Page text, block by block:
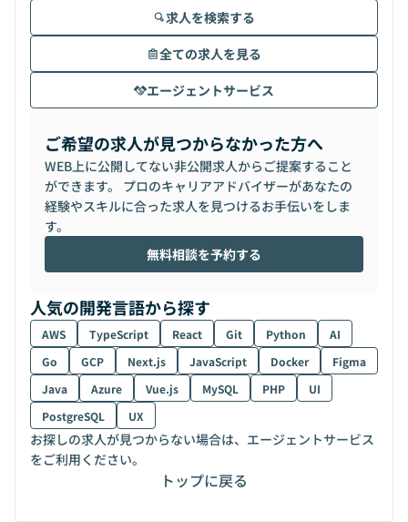
求人を検索する
全ての求人を見る
エージェントサービス
ご希望の求人が見つからなかった方へ
WEB上に公開してない非公開求人からご提案すること
ができます。 プロのキャリアアドバイザーがあなたの
経験やスキルに合った求人を見つけるお手伝いをしま
す。
無料相談を予約する
人気の開発言語から探す
AWS TypeScript React Git Python
AI
Go
GCP Next.js JavaScript Docker
Figma
Java
Azure Vue.js MySQL PHP
UI
PostgreSQL
UX
お探しの求人が見つからない場合は、エージェントサービス
をご利用ください。
トップに戻る